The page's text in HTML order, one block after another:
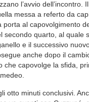
l’avvio dell’incontro.
messa a referto da
porta al capovolgimento
secondo quarto, al quale
e il successivo
anche dopo il
che capovolge la sfida,
otto minuti conclusivi.